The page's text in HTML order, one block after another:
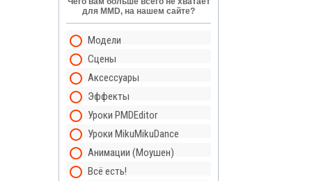
для MMD, на нашем сайте?
Модели
Сцены
Аксессуары
Эффекты
Уроки PMDEditor
Уроки MikuMikuDance
Анимации (Моушен)
Всё есть!